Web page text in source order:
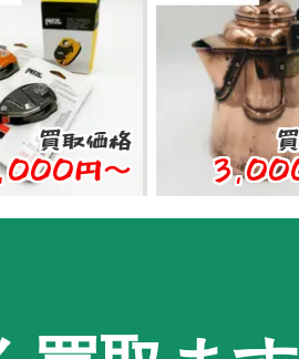
価格
〜
買取価格
3,000円〜